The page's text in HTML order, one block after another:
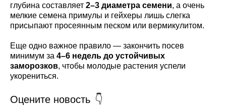
глубина составляет 2–3 диаметра семени, а очень
мелкие семена примулы и гейхеры лишь слегка
присыпают просеянным песком или вермикулитом.
Еще одно важное правило — закончить посев
минимум за 4–6 недель до устойчивых
заморозков, чтобы молодые растения успели
укорениться.
Оцените новость